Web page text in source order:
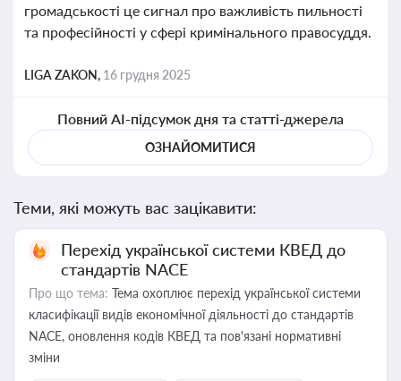
громадськості це сигнал про важливість пильності
та професійності у сфері кримінального правосуддя.
LIGA ZAKON, 16 грудня 2025
Повний AI-підсумок дня та статті-джерела
ОЗНАЙОМИТИСЯ
Теми, які можуть вас зацікавити:
Перехід української системи КВЕД до
стандартів NACE
Про що тема: Тема охоплює перехід української системи
класифікації видів економічної діяльності до стандартів
NACE, оновлення кодів КВЕД та пов'язані нормативні
зміни